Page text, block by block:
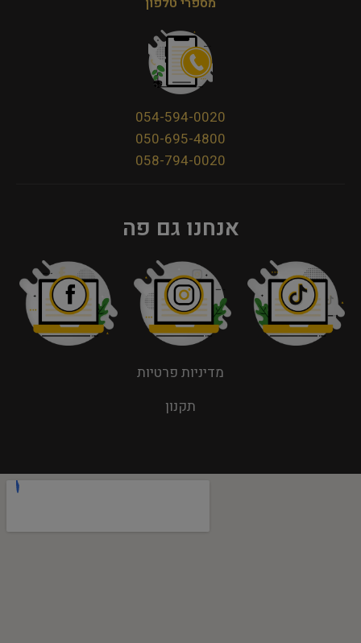
054-594-0020
050-695-4800
058-794-0020
אנחנו גם פה
מדיניות פרטיות
תקנון